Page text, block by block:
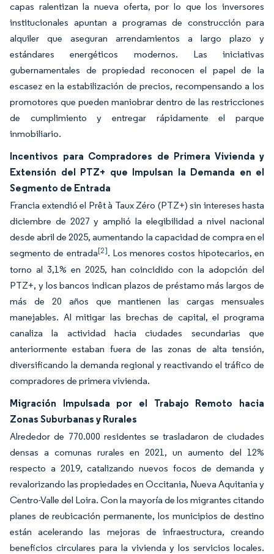
capas ralentizan la nueva oferta, por lo que los inversores
institucionales apuntan a programas de construcción para
alquiler que aseguran arrendamientos a largo plazo y
estándares energéticos modernos. Las iniciativas
gubernamentales de propiedad reconocen el papel de la
escasez en la estabilización de precios, recompensando a los
promotores que pueden maniobrar dentro de las restricciones
de cumplimiento y entregar rápidamente el parque
inmobiliario.
Incentivos para Compradores de Primera Vivienda y
Extensión del PTZ+ que Impulsan la Demanda en el
Segmento de Entrada
Francia extendió el Prêt à Taux Zéro (PTZ+) sin intereses hasta
diciembre de 2027 y amplió la elegibilidad a nivel nacional
desde abril de 2025, aumentando la capacidad de compra en el
segmento de entrada[2]. Los menores costos hipotecarios, en
torno al 3,1% en 2025, han coincidido con la adopción del
PTZ+, y los bancos indican plazos de préstamo más largos de
más de 20 años que mantienen las cargas mensuales
manejables. Al mitigar las brechas de capital, el programa
canaliza la actividad hacia ciudades secundarias que
anteriormente estaban fuera de las zonas de alta tensión,
diversificando la demanda regional y reactivando el tráfico de
compradores de primera vivienda.
Migración Impulsada por el Trabajo Remoto hacia
Zonas Suburbanas y Rurales
Alrededor de 770.000 residentes se trasladaron de ciudades
densas a comunas rurales en 2021, un aumento del 12%
respecto a 2019, catalizando nuevos focos de demanda y
revalorizando las propiedades en Occitania, Nueva Aquitania y
Centro-Valle del Loira. Con la mayoría de los migrantes citando
planes de reubicación permanente, los municipios de destino
están acelerando las mejoras de infraestructura, creando
beneficios circulares para la vivienda y los servicios locales.